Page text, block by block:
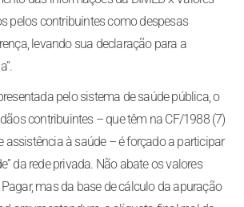
pelos contribuintes como despesas
levando sua declaração para a
pelo sistema de saúde pública, o
contribuintes – que têm na CF/1988 (7)
assistência à saúde – é forçado a participar
da rede privada. Não abate os valores
mas da base de cálculo da apuração